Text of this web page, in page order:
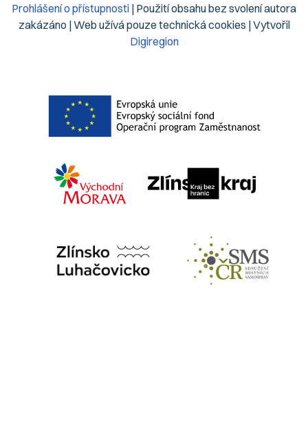
Prohlášení o přístupnosti | Použití obsahu bez svolení autora
zakázáno | Web užívá pouze technická cookies | Vytvořil
Digiregion